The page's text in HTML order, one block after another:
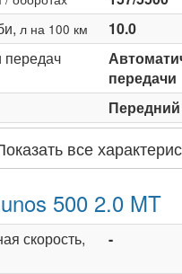
л на 100 км
10.0
передач
передачи
Передний
все
500 2.0 MT
скорость, -